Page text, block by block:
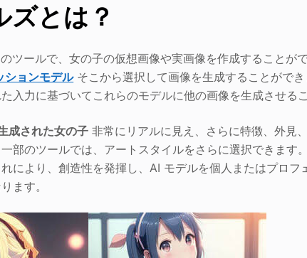
ズとは？
ツールで、女の子の仮想画像や実画像を作成することが
ションモデルそこから選択して画像を生成することがで
入力に基づいてこれらのモデルに他の画像を生成させる
成された女の子 非常にリアルに見え、さらに特徴、外見
部のツールでは、アートスタイルをさらに選択できます。
により、創造性を発揮し、AI モデルを個人またはプロ
ます。